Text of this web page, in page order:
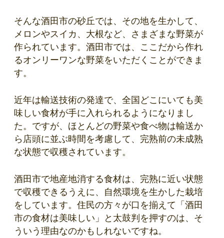
そんな酒田市の砂丘では、その地を生かして、
メロンやスイカ、大根など、さまざまな野菜が
作られています。酒田市では、ここだから作れ
るオンリーワンな野菜をいただくことができま
す。
近年は輸送技術の発達で、全国どこにいても美
味しい食材が手に入れられるようになりまし
た。ですが、ほとんどの野菜や食べ物は輸送か
ら店頭に並ぶ時間を考慮して、完熟前の未成熟
な状態で収穫されています。
酒田市で地産地消する食材は、完熟に近い状態
で収穫できるうえに、自然環境を生かした栽培
をしています。住民の方々が口を揃えて「酒田
市の食材は美味しい」と太鼓判を押すのは、そ
ういう理由なのかもしれないですね。